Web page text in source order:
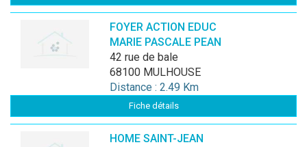
FOYER ACTION EDUC
MARIE PASCALE PEAN
42 rue de bale
68100 MULHOUSE
Distance : 2.49 Km
Fiche détails
HOME SAINT-JEAN